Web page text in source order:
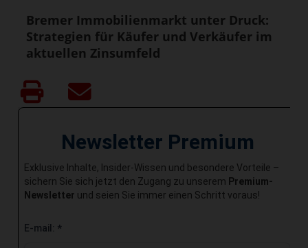
Bremer Immobilienmarkt unter Druck:
Strategien für Käufer und Verkäufer im
aktuellen Zinsumfeld
Newsletter Premium
Exklusive Inhalte, Insider-Wissen und besondere Vorteile –
sichern Sie sich jetzt den Zugang zu unserem Premium-
Newsletter und seien Sie immer einen Schritt voraus!
E-mail: *